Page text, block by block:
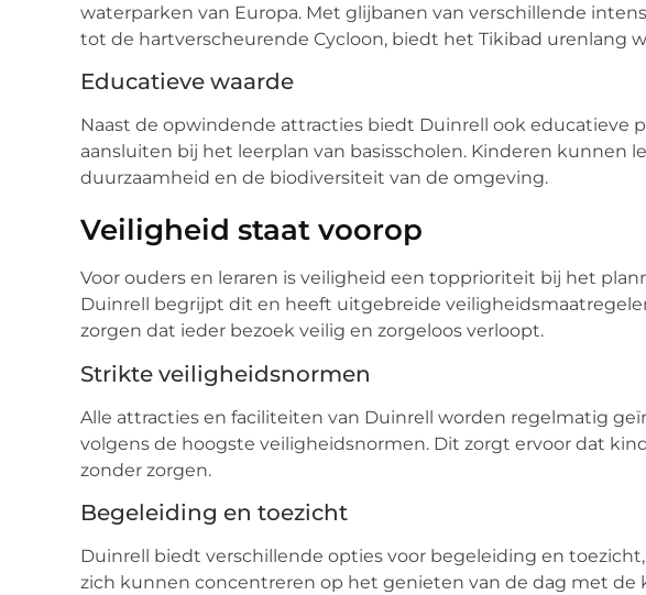
waterparken van Europa. Met glijbanen van verschillende
tot de hartverscheurende Cycloon, biedt het Tikibad urenlang
Educatieve waarde
Naast de opwindende attracties biedt Duinrell ook educatieve
aansluiten bij het leerplan van basisscholen. Kinderen kunnen
duurzaamheid en de biodiversiteit van de omgeving.
Veiligheid staat voorop
Voor ouders en leraren is veiligheid een topprioriteit bij het
Duinrell begrijpt dit en heeft uitgebreide
zorgen dat ieder bezoek veilig en zorgeloos verloopt.
Strikte veiligheidsnormen
Alle attracties en faciliteiten van Duinrell worden regelmatig
volgens de hoogste veiligheidsnormen. Dit zorgt ervoor dat
zonder zorgen.
Begeleiding en toezicht
Duinrell biedt verschillende opties voor begeleiding en
zich kunnen concentreren op het genieten van de dag met de